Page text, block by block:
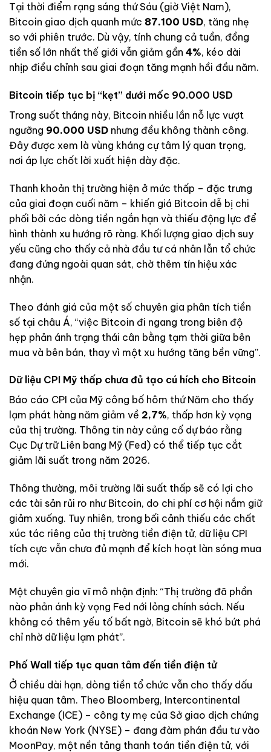
Tại thời điểm rạng sáng thứ Sáu (giờ Việt Nam),
Bitcoin giao dịch quanh mức 87.100 USD, tăng nhẹ
so với phiên trước. Dù vậy, tính chung cả tuần, đồng
tiền số lớn nhất thế giới vẫn giảm gần 4%, kéo dài
nhịp điều chỉnh sau giai đoạn tăng mạnh hồi đầu năm.
Bitcoin tiếp tục bị “kẹt” dưới mốc 90.000 USD
Trong suốt tháng này, Bitcoin nhiều lần nỗ lực vượt
ngưỡng 90.000 USD nhưng đều không thành công.
Đây được xem là vùng kháng cự tâm lý quan trọng,
nơi áp lực chốt lời xuất hiện dày đặc.
Thanh khoản thị trường hiện ở mức thấp – đặc trưng
của giai đoạn cuối năm – khiến giá Bitcoin dễ bị chi
phối bởi các dòng tiền ngắn hạn và thiếu động lực để
hình thành xu hướng rõ ràng. Khối lượng giao dịch suy
yếu cũng cho thấy cả nhà đầu tư cá nhân lẫn tổ chức
đang đứng ngoài quan sát, chờ thêm tín hiệu xác
nhận.
Theo đánh giá của một số chuyên gia phân tích tiền
số tại châu Á, “việc Bitcoin đi ngang trong biên độ
hẹp phản ánh trạng thái cân bằng tạm thời giữa bên
mua và bên bán, thay vì một xu hướng tăng bền vững”.
Dữ liệu CPI Mỹ thấp chưa đủ tạo cú hích cho Bitcoin
Báo cáo CPI của Mỹ công bố hôm thứ Năm cho thấy
lạm phát hàng năm giảm về 2,7%, thấp hơn kỳ vọng
của thị trường. Thông tin này củng cố dự báo rằng
Cục Dự trữ Liên bang Mỹ (Fed) có thể tiếp tục cắt
giảm lãi suất trong năm 2026.
Thông thường, môi trường lãi suất thấp sẽ có lợi cho
các tài sản rủi ro như Bitcoin, do chi phí cơ hội nắm giữ
giảm xuống. Tuy nhiên, trong bối cảnh thiếu các chất
xúc tác riêng của thị trường tiền điện tử, dữ liệu CPI
tích cực vẫn chưa đủ mạnh để kích hoạt làn sóng mua
mới.
Một chuyên gia vĩ mô nhận định: “Thị trường đã phần
nào phản ánh kỳ vọng Fed nới lỏng chính sách. Nếu
không có thêm yếu tố bất ngờ, Bitcoin sẽ khó bứt phá
chỉ nhờ dữ liệu lạm phát”.
Phố Wall tiếp tục quan tâm đến tiền điện tử
Ở chiều dài hạn, dòng tiền tổ chức vẫn cho thấy dấu
hiệu quan tâm. Theo Bloomberg, Intercontinental
Exchange (ICE) – công ty mẹ của Sở giao dịch chứng
khoán New York (NYSE) – đang đàm phán đầu tư vào
MoonPay, một nền tảng thanh toán tiền điện tử, với